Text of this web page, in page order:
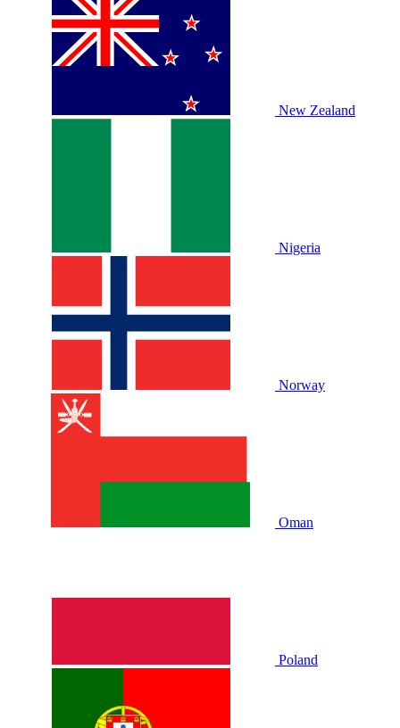
New Zealand
Nigeria
Norway
Oman
Poland